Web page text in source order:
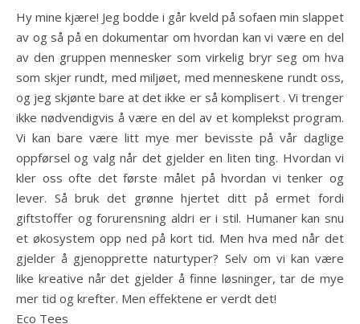
Hy mine kjære! Jeg bodde i går kveld på sofaen min slappet
av og så på en dokumentar om hvordan kan vi være en del
av den gruppen mennesker som virkelig bryr seg om hva
som skjer rundt, med miljøet, med menneskene rundt oss,
og jeg skjønte bare at det ikke er så komplisert . Vi trenger
ikke nødvendigvis å være en del av et komplekst program.
Vi kan bare være litt mye mer bevisste på vår daglige
oppførsel og valg når det gjelder en liten ting. Hvordan vi
kler oss ofte det første målet på hvordan vi tenker og
lever. Så bruk det grønne hjertet ditt på ermet fordi
giftstoffer og forurensning aldri er i stil. Humaner kan snu
et økosystem opp ned på kort tid. Men hva med når det
gjelder å gjenopprette naturtyper? Selv om vi kan være
like kreative når det gjelder å finne løsninger, tar de mye
mer tid og krefter. Men effektene er verdt det!
Eco Tees